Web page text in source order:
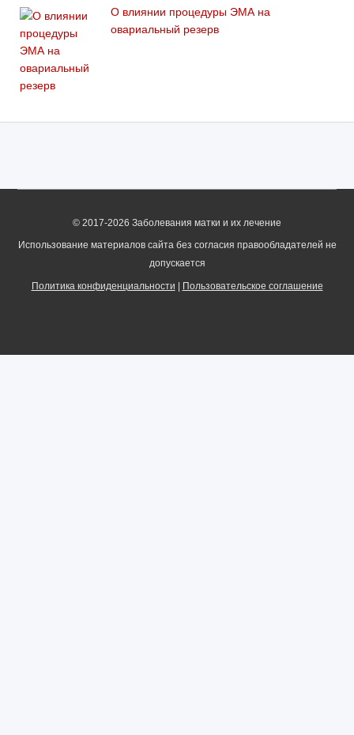
О влиянии процедуры ЭМА на
овариальный резерв
© 2017-2026 Заболевания матки и их лечение
Использование материалов сайта без согласия правообладателей не
допускается
Политика конфиденциальности Пользовательское соглашение